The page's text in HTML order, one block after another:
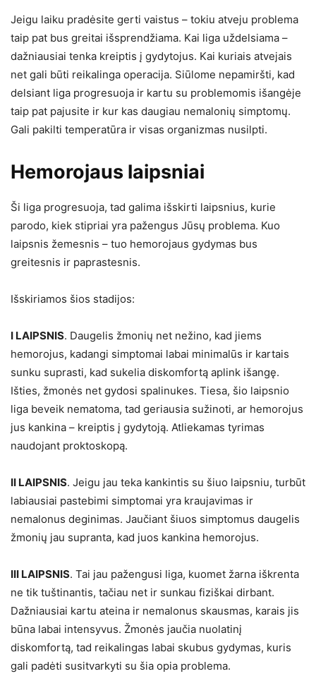
Jeigu laiku pradėsite gerti vaistus – tokiu atveju problema
taip pat bus greitai išsprendžiama. Kai liga uždelsiama –
dažniausiai tenka kreiptis į gydytojus. Kai kuriais atvejais
net gali būti reikalinga operacija. Siūlome nepamiršti, kad
delsiant liga progresuoja ir kartu su problemomis išangėje
taip pat pajusite ir kur kas daugiau nemalonių simptomų.
Gali pakilti temperatūra ir visas organizmas nusilpti.
Hemorojaus laipsniai
Ši liga progresuoja, tad galima išskirti laipsnius, kurie
parodo, kiek stipriai yra pažengus Jūsų problema. Kuo
laipsnis žemesnis – tuo hemorojaus gydymas bus
greitesnis ir paprastesnis.
Išskiriamos šios stadijos:
I LAIPSNIS. Daugelis žmonių net nežino, kad jiems
hemorojus, kadangi simptomai labai minimalūs ir kartais
sunku suprasti, kad sukelia diskomfortą aplink išangę.
Išties, žmonės net gydosi spalinukes. Tiesa, šio laipsnio
liga beveik nematoma, tad geriausia sužinoti, ar hemorojus
jus kankina – kreiptis į gydytoją. Atliekamas tyrimas
naudojant proktoskopą.
II LAIPSNIS. Jeigu jau teka kankintis su šiuo laipsniu, turbūt
labiausiai pastebimi simptomai yra kraujavimas ir
nemalonus deginimas. Jaučiant šiuos simptomus daugelis
žmonių jau supranta, kad juos kankina hemorojus.
III LAIPSNIS. Tai jau pažengusi liga, kuomet žarna iškrenta
ne tik tuštinantis, tačiau net ir sunkau fiziškai dirbant.
Dažniausiai kartu ateina ir nemalonus skausmas, karais jis
būna labai intensyvus. Žmonės jaučia nuolatinį
diskomfortą, tad reikalingas labai skubus gydymas, kuris
gali padėti susitvarkyti su šia opia problema.